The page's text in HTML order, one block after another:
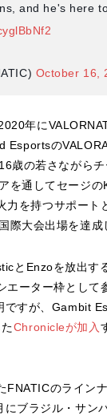
and he's here
October 16,
年に
Esportsの
歳の若さながら
を通してセージ
力を持つサポート
際大会出場を達成
とEnzoを放出す
エーター枠として
ですが、Gambit
Chronicleが加入
FNATICのライン
にブラジル・サン